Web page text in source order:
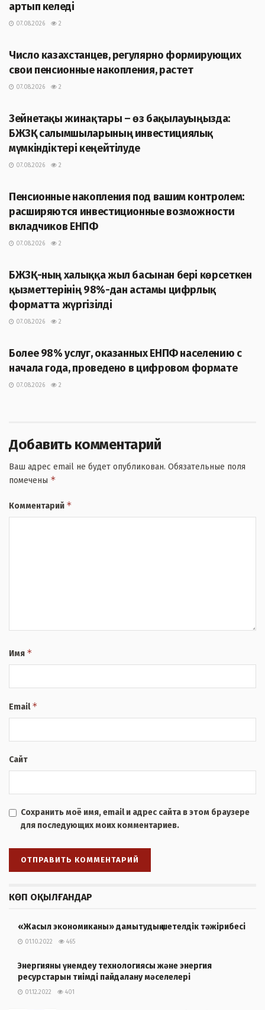
артып келеді
07.08.2026
2
Число казахстанцев, регулярно формирующих
свои пенсионные накопления, растет
07.08.2026
2
Зейнетақы жинақтары – өз бақылауыңызда:
БЖЗҚ салымшыларының инвестициялық
мүмкіндіктері кеңейтілуде
07.08.2026
2
Пенсионные накопления под вашим контролем:
расширяются инвестиционные возможности
вкладчиков ЕНПФ
07.08.2026
2
БЖЗҚ-ның халыққа жыл басынан бері көрсеткен
қызметтерінің 98%-дан астамы цифрлық
форматта жүргізілді
07.08.2026
2
Более 98% услуг, оказанных ЕНПФ населению с
начала года, проведено в цифровом формате
07.08.2026 2
Добавить комментарий
Ваш адрес email не будет опубликован. Обязательные поля
помечены *
Комментарий *
Имя *
Email*
Сайт
Сохранить моё имя, email и адрес сайта в этом браузере
для последующих моих комментариев.
КӨП ОҚЫЛҒАНДАР
«Жасыл экономиканы» дамытудың шетелдік тәжірибесі
01.10.2022 465
Энергияны үнемдеу технологиясы және энергия
ресурстарын тиімді пайдалану мәселелері
01.12.2022 401